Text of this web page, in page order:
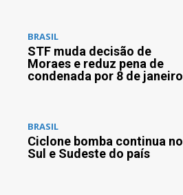
BRASIL
STF muda decisão de
Moraes e reduz pena de
condenada por 8 de janeiro
BRASIL
Ciclone bomba continua no
Sul e Sudeste do país